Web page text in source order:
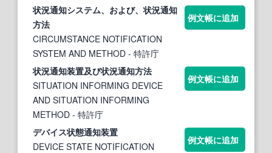
状況通知システム、および、状況通知
方法
CIRCUMSTANCE NOTIFICATION
SYSTEM AND METHOD - 特許庁
例文帳に追加
状況通知装置及び状況通知方法
SITUATION INFORMING DEVICE
AND SITUATION INFORMING
METHOD - 特許庁
例文帳に追加
デバイス状態通知装置
DEVICE STATE NOTIFICATION
例文帳に追加